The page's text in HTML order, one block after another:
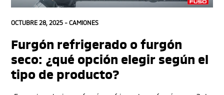
OCTUBRE 28, 2025 - CAMIONES
Furgón refrigerado o furgón
seco: ¿qué opción elegir según el
tipo de producto?